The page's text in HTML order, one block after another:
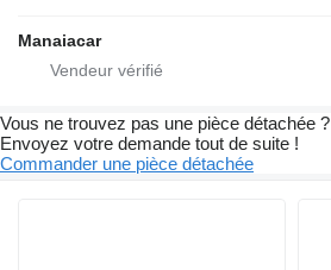
Manaiacar
Vous ne trouvez pas une pièce détachée ?
Envoyez votre demande tout de suite !
Commander une pièce détachée